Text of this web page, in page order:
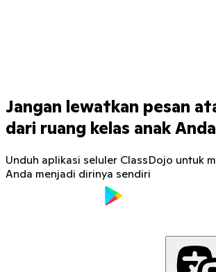
Jangan lewatkan pesan
dari ruang kelas anak
Unduh aplikasi seluler ClassDojo untuk
Anda menjadi dirinya sendiri